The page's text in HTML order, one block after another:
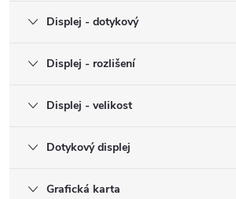
Displej - dotykový
Displej - rozlišení
Displej - velikost
Dotykový displej
Grafická karta